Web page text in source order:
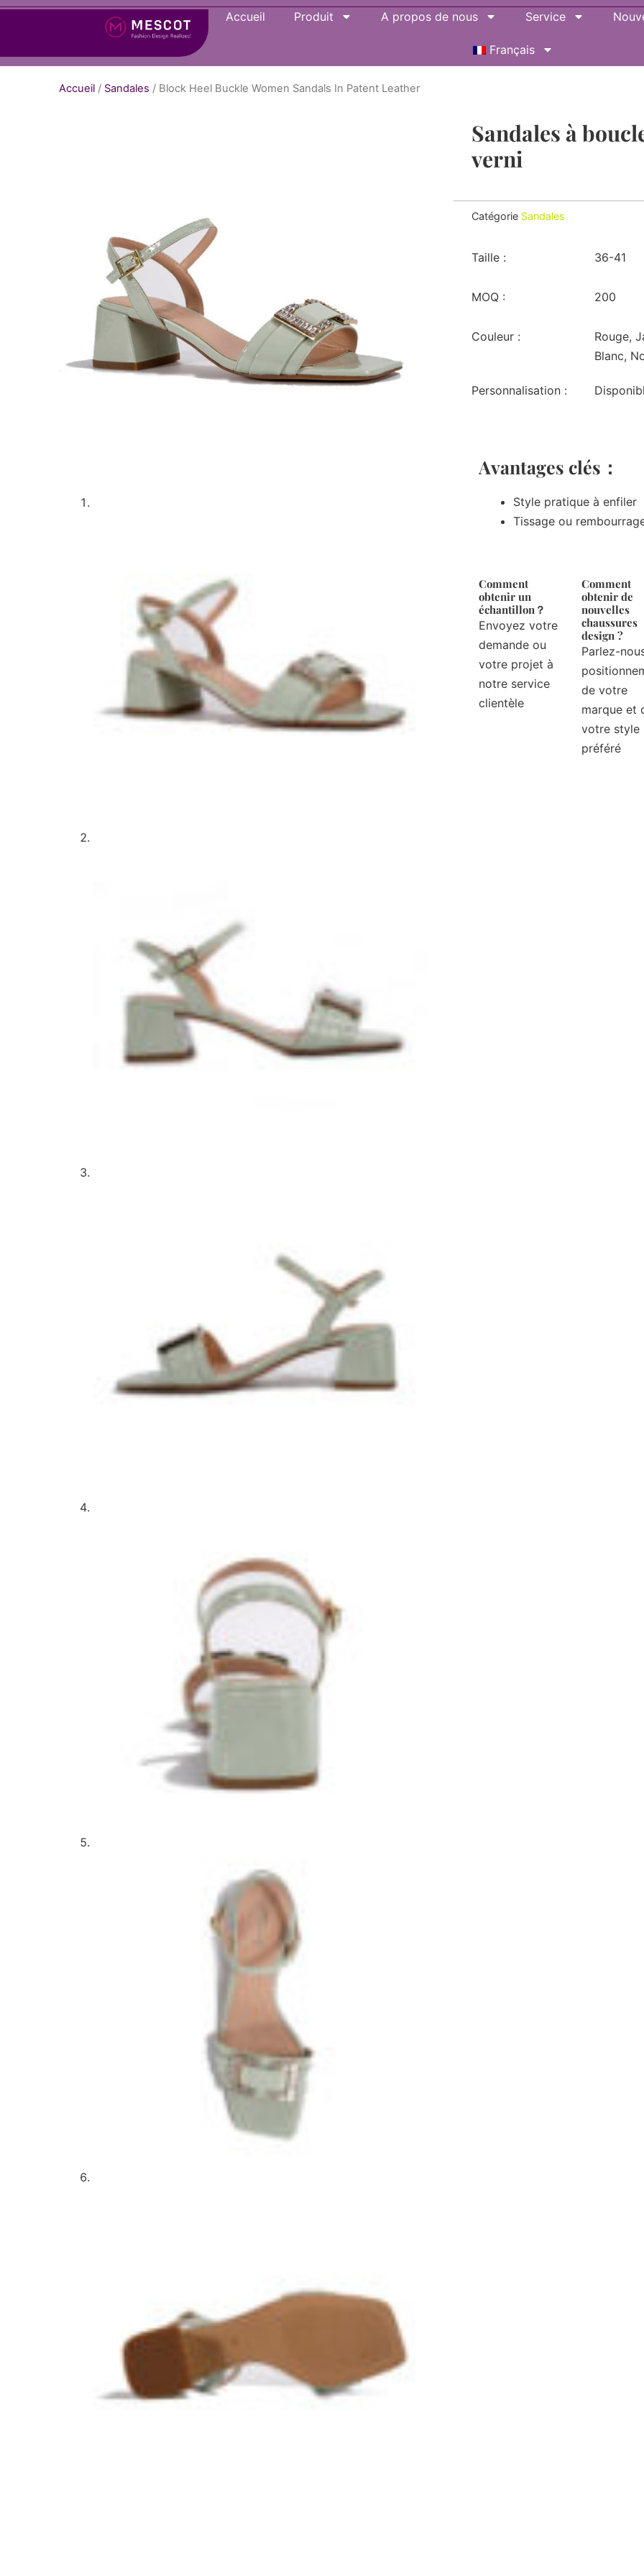
Accueil Produit A propos de nous Service
Français
Accueil / Sandales / Block Heel Buckle Women Sandals In Patent Leather
Sandales à
verni
Catégorie Sandales
Taille : 36-41
MOQ : 200
Couleur :
Rouge,
Blanc,
Personnalisation :
Avantages clés：
Style pratique à enfiler
Tissage ou
Comment
obtenir un
échantillon？
Envoyez votre
demande ou
votre projet à
notre service
clientèle
Comment
obtenir de
nouvelles
chaussures
design ?
Parlez-
de votre
marque et
votre style
préféré